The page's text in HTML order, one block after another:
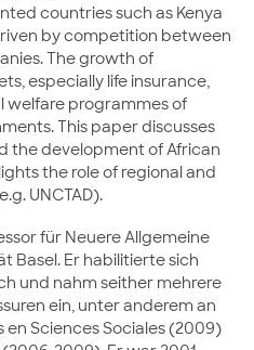
countries such as Kenya
by competition between
The growth of
especially life insurance,
welfare programmes of
This paper discusses
the development of African
the role of regional and
UNCTAD).
für Neuere Allgemeine
Basel. Er habilitierte sich
und nahm seither mehrere
ein, unter anderem an
en Sciences Sociales (2009)